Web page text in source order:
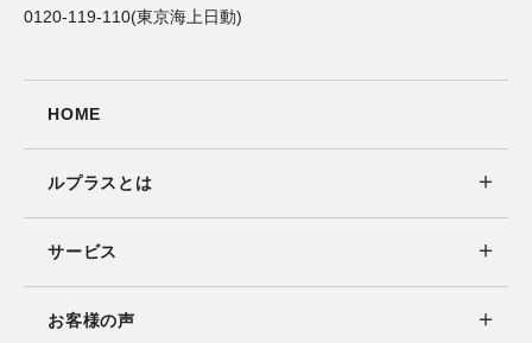
0120-119-110(東京海上日動)
HOME
ルプラスとは
サービス
お客様の声